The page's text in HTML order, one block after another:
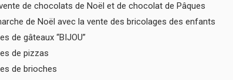
de chocolats de Noël et de chocolat de Pâques
de Noël avec la vente des bricolages des enfants
de gâteaux “BIJOU”
de pizzas
de brioches